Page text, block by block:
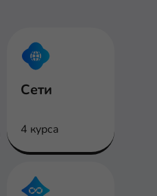
Сети
4 курса